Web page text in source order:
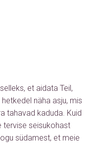
et aidata Teil,
näha asju, mis
tahavad kaduda. Kuid
tervise seisukohast
südamest, et meie